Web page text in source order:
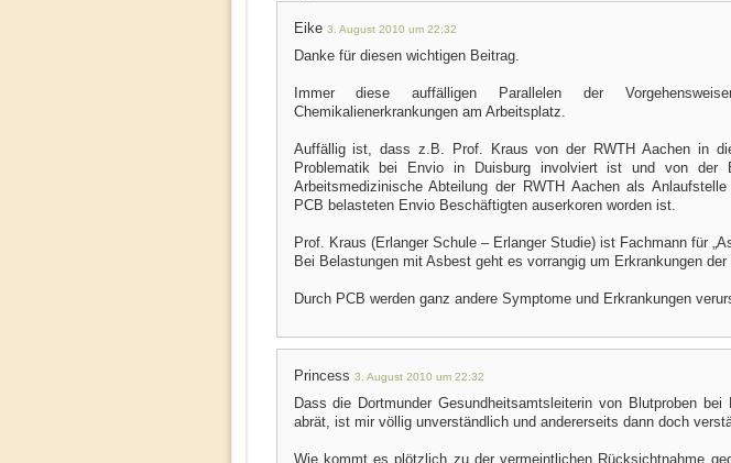
Eike 3. August 2010 um 22:32
Danke für diesen wichtigen Beitrag.
Immer diese auffälligen Parallelen der
Chemikalienerkrankungen am Arbeitsplatz.
Auffällig ist, dass z.B. Prof. Kraus von der RWTH Aachen in
Problematik bei Envio in Duisburg involviert ist und von der
Arbeitsmedizinische Abteilung der RWTH Aachen als
PCB belasteten Envio Beschäftigten auserkoren worden ist.
Prof. Kraus (Erlanger Schule – Erlanger Studie) ist Fachmann für
Bei Belastungen mit Asbest geht es vorrangig um Erkrankungen der
Durch PCB werden ganz andere Symptome und Erkrankungen
Princess 3. August 2010 um 22:32
Dass die Dortmunder Gesundheitsamtsleiterin von Blutproben bei
abrät, ist mir völlig unverständlich und andererseits dann doch
Wie kommt es plötzlich zu der vermeintlichen Rücksichtnahme